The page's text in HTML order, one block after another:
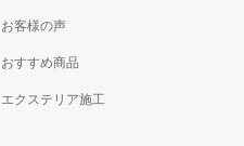
お客様の声
おすすめ商品
エクステリア施工